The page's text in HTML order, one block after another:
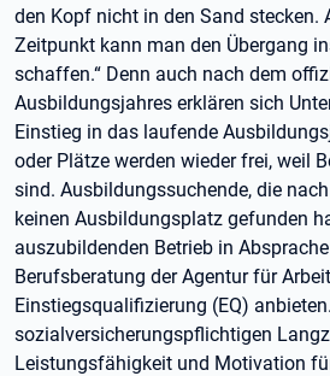
den Kopf nicht in den Sand stecken.
Zeitpunkt kann man den Übergang
schaffen.“ Denn auch nach dem
Ausbildungsjahres erklären sich
Einstieg in das laufende
oder Plätze werden wieder frei, weil
sind. Ausbildungssuchende, die
keinen Ausbildungsplatz gefunden
auszubildenden Betrieb in
Berufsberatung der Agentur für
Einstiegsqualifizierung (EQ)
sozialversicherungspflichtigen
Leistungsfähigkeit und Motivation